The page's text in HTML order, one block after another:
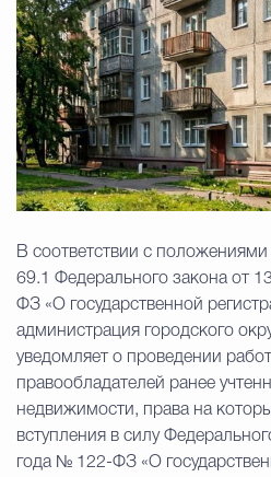
В соответствии с положениями
69.1 Федерального закона от
ФЗ «О государственной
администрация городского
уведомляет о проведении
правообладателей ранее
недвижимости, права на
вступления в силу
года № 122-ФЗ «О